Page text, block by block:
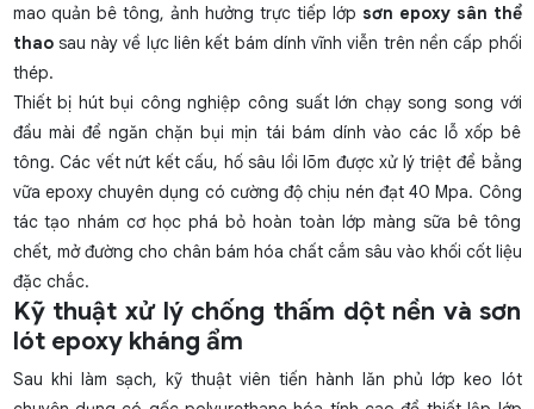
mao quản bê tông, ảnh hưởng trực tiếp lớp sơn epoxy sân thể
thaosau này về lực liên kết bám dính vĩnh viễn trên nền cấp phối
thép.
Thiết bị hút bụi công nghiệp công suất lớn chạy song song với
đầu mài để ngăn chặn bụi mịn tái bám dính vào các lỗ xốp bê
tông. Các vết nứt kết cấu, hố sâu lồi lõm được xử lý triệt để bằng
vữa epoxy chuyên dụng có cường độ chịu nén đạt 40 Mpa. Công
tác tạo nhám cơ học phá bỏ hoàn toàn lớp màng sữa bê tông
chết, mở đường cho chân bám hóa chất cắm sâu vào khối cốt liệu
đặc chắc.
Kỹ thuật xử lý chống thấm dột nền và sơn
lót epoxy kháng ẩm
Sau khi làm sạch, kỹ thuật viên tiến hành lăn phủ lớp keo lót